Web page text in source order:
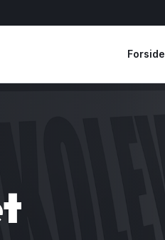
Forside